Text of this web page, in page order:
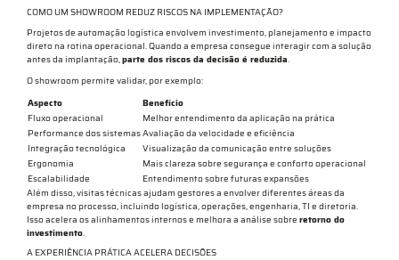
COMO UM SHOWROOM REDUZ RISCOS NA IMPLEMENTAÇÃO?
Projetos de automação logística envolvem investimento, planejamento e impacto
direto na rotina operacional. Quando a empresa consegue interagir com a solução
antes da implantação,parte dos riscos da decisão é reduzida.
O showroom permite validar, por exemplo:
Aspecto
Benefício
Fluxo operacional
Melhor entendimento da aplicação na prática
Performance dos sistemasAvaliação da velocidade e eficiência
Integração tecnológica
Visualização da comunicação entre soluções
Ergonomia
Mais clareza sobre segurança e conforto operacional
Escalabilidade
Entendimento sobre futuras expansões
Além disso, visitas técnicas ajudam gestores a envolver diferentes áreas da
empresa no processo, incluindo logística, operações, engenharia, TI e diretoria.
Isso acelera os alinhamentos internos e melhora a análise sobre retorno do
investimento.
A EXPERIÊNCIA PRÁTICA ACELERA DECISÕES